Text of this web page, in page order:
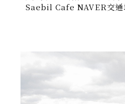
Saebil Cafe NAVER交